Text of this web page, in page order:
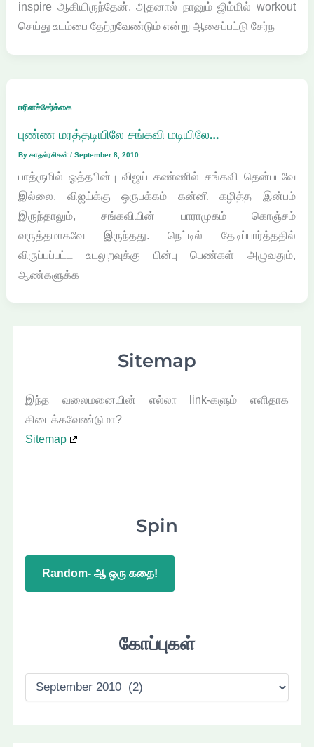
inspire ஆகியிருந்தேன். அதனால் நானும் ஜிம்மில் workout
செய்து உடம்பை தேற்றவேண்டும் என்று ஆசைப்பட்டு சேர்ந
ஈரினச்சேர்க்கை
புண்ண மரத்தடியிலே சங்கவி மடியிலே…
Byகாதல்ரசிகன்/September 8, 2010
பாத்ரூமில் ஓத்தபின்பு விஜய் கண்ணில் சங்கவி தென்படவே
இல்லை. விஜய்க்கு ஒருபக்கம் கன்னி கழித்த இன்பம்
இருந்தாலும், சங்கவியின் பாராமுகம் கொஞ்சம்
வருத்தமாகவே இருந்தது. நெட்டில் தேடிப்பார்த்ததில்
விருப்பப்பட்ட உடலுறவுக்கு பின்பு பெண்கள் அழுவதும்,
ஆண்களுக்க
Sitemap
இந்த வலைமனையின் எல்லா link-களும் எளிதாக
கிடைக்கவேண்டுமா?
Sitemap
Spin
Random- ஆ ஒரு கதை!
கோப்புகள்
கோ
ப்